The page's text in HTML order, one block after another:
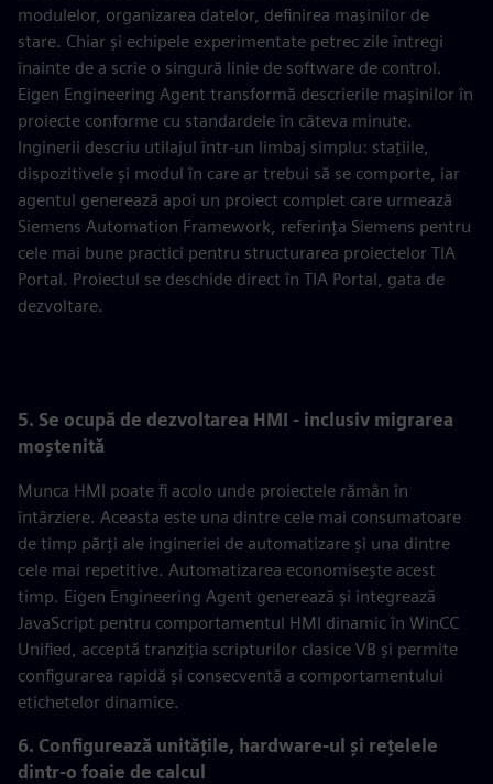
modulelor, organizarea datelor, definirea mașinilor de
stare. Chiar și echipele experimentate petrec zile întregi
înainte de a scrie o singură linie de software de control.
Eigen Engineering Agent transformă descrierile mașinilor în
proiecte conforme cu standardele în câteva minute.
Inginerii descriu utilajul într-un limbaj simplu: stațiile,
dispozitivele și modul în care ar trebui să se comporte, iar
agentul generează apoi un proiect complet care urmează
Siemens Automation Framework, referința Siemens pentru
cele mai bune practici pentru structurarea proiectelor TIA
Portal. Proiectul se deschide direct în TIA Portal, gata de
dezvoltare.
5. Se ocupă de dezvoltarea HMI - inclusiv migrarea
moștenită
Munca HMI poate fi acolo unde proiectele rămân în
întârziere. Aceasta este una dintre cele mai consumatoare
de timp părți ale ingineriei de automatizare și una dintre
cele mai repetitive. Automatizarea economisește acest
timp. Eigen Engineering Agent generează și integrează
JavaScript pentru comportamentul HMI dinamic în WinCC
Unified, acceptă tranziția scripturilor clasice VB și permite
configurarea rapidă și consecventă a comportamentului
etichetelor dinamice.
6. Configurează unitățile, hardware-ul și rețelele
dintr-o foaie de calcul